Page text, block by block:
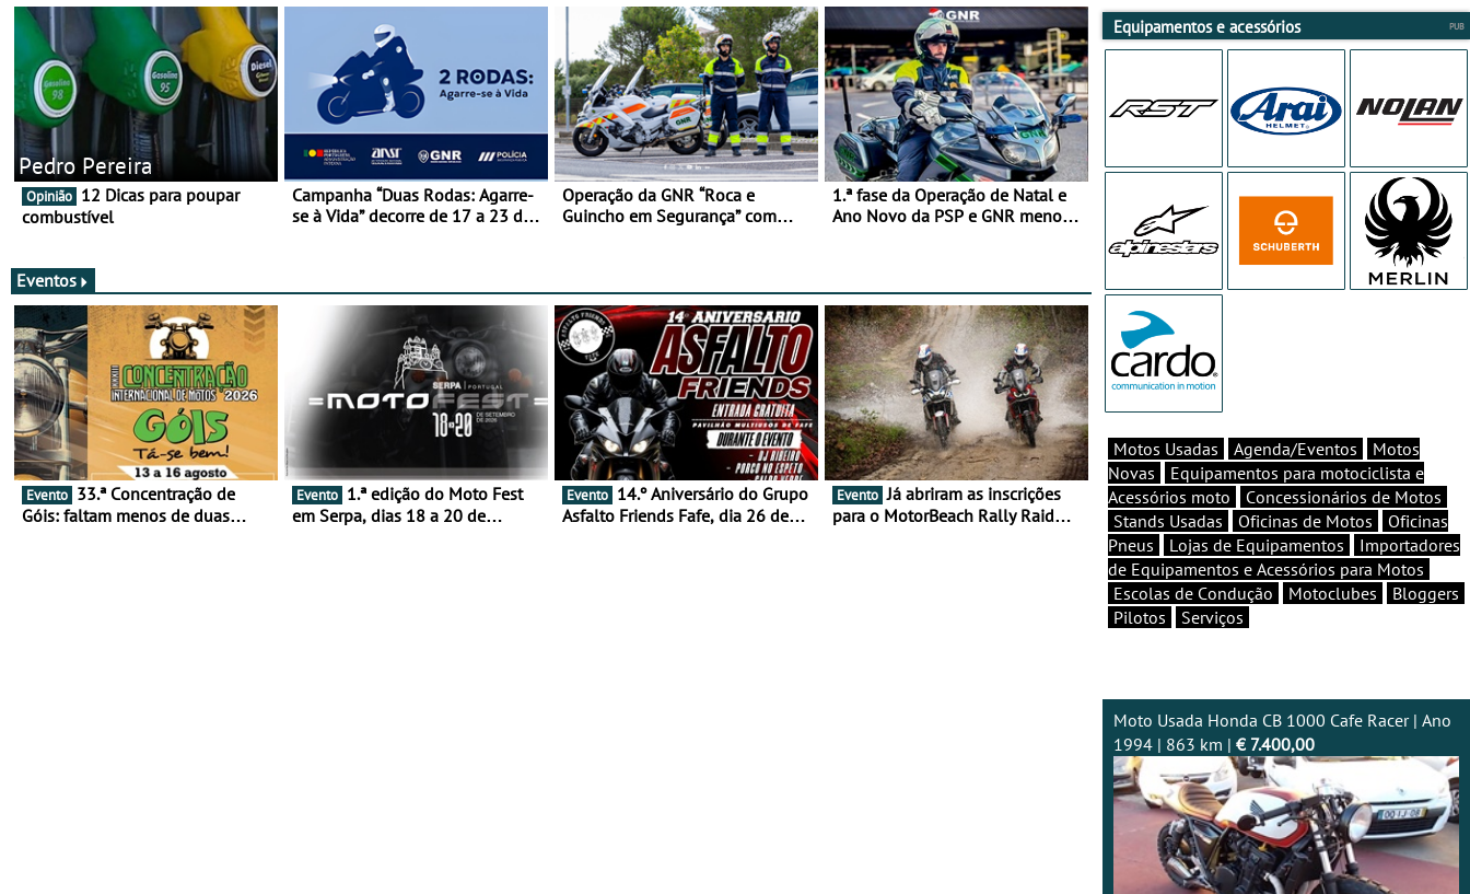
Pedro Pereira
Opinião
combustível
Campanha “Duas Rodas: Agarre-
se à Vida” decorre de 17 a 23 de
Operação da GNR “Roca e
Guincho em Segurança” com
1.ª fase da Operação de Natal e
Ano Novo da PSP e GNR menos
Eventos
Evento
Góis: faltam menos de duas
Evento
em Serpa, dias 18 a 20 de
Evento
Asfalto Friends Fafe, dia 26 de
Evento Já abriram as inscrições
para o MotorBeach Rally Raid
Equipamentos e acessórios
Motos Usadas Agenda/Eventos
Motos
Novas
Equipamentos para motociclista e
Acessórios moto
Concessionários de Motos
Stands Usadas
Oficinas de Motos
Oficinas
Pneus
Lojas de Equipamentos
Importadores
de Equipamentos e Acessórios para Motos
Escolas de Condução
Motoclubes
Bloggers
Pilotos
Serviços
Moto Usada Honda CB 1000 Cafe Racer | Ano
1994 | 863 km | € 7.400,00